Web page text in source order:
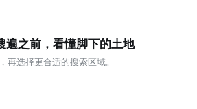
遍之前，看懂脚下的土地
再选择更合适的搜索区域。